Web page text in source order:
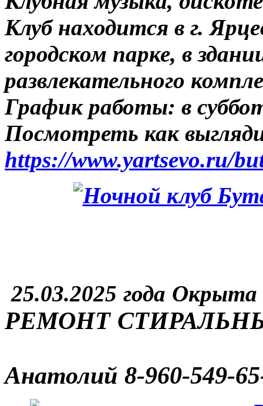
Клуб находится в г.
городском парке, в
развлекательного
График работы: в
Посмотреть как
https://www.yartsevo.ru/
25.03.2025 года
РЕМОНТ
Анатолий 8-960-549-